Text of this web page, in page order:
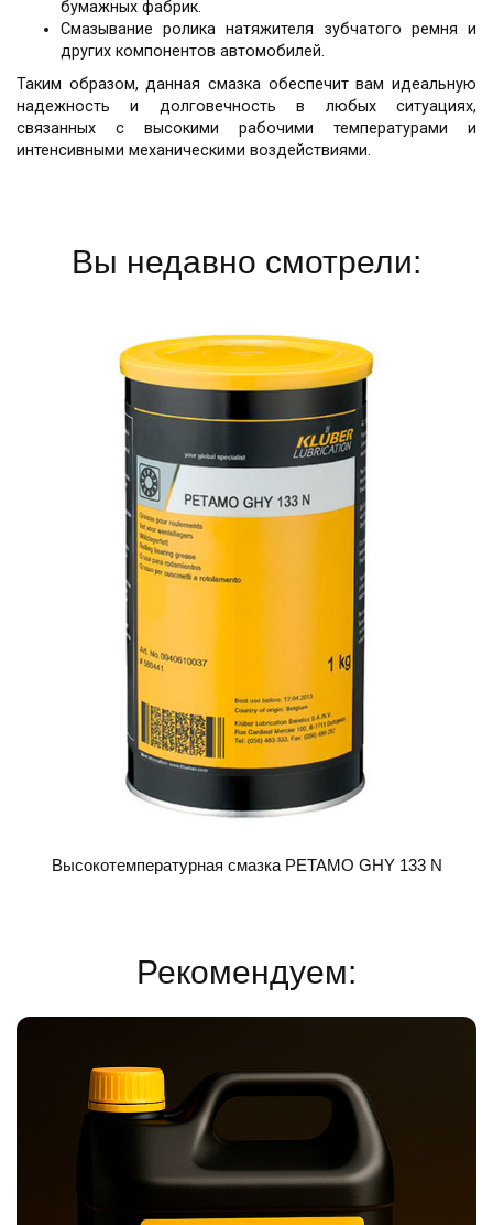
бумажных фабрик.
Смазывание ролика натяжителя зубчатого ремня и
других компонентов автомобилей.
Таким образом, данная смазка обеспечит вам идеальную
надежность и долговечность в любых ситуациях,
связанных с высокими рабочими температурами и
интенсивными механическими воздействиями.
Вы недавно смотрели:
Высокотемпературная смазка PETAMO GHY 133 N
Рекомендуем: